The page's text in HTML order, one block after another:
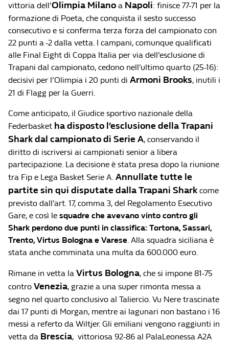
vittoria dell’Olimpia Milano a Napoli: finisce 77-71 per la
formazione di Poeta, che conquista il sesto successo
consecutivo e si conferma terza forza del campionato con
22 punti a -2 dalla vetta. I campani, comunque qualificati
alle Final Eight di Coppa Italia per via dell’esclusione di
Trapani dal campionato, cedono nell’ultimo quarto (25-16):
decisivi per l’Olimpia i 20 punti di Armoni Brooks, inutili i
21 di Flagg per la Guerri.
Come anticipato, il Giudice sportivo nazionale della
Federbasket ha disposto l’esclusione della Trapani
Shark dal campionato di Serie A, conservando il
diritto di iscriversi ai campionati senior a libera
partecipazione. La decisione è stata presa dopo la riunione
tra Fip e Lega Basket Serie A. Annullate tutte le
partite sin qui disputate dalla Trapani Shark come
previsto dall’art. 17, comma 3, del Regolamento Esecutivo
Gare, e così le squadre che avevano vinto contro gli
Shark perdono due punti in classifica: Tortona, Sassari,
Trento, Virtus Bologna e Varese. Alla squadra siciliana è
stata anche comminata una multa da 600.000 euro.
Rimane in vetta la Virtus Bologna, che si impone 81-75
contro Venezia, grazie a una super rimonta messa a
segno nel quarto conclusivo al Taliercio. Vu Nere trascinate
dai 17 punti di Morgan, mentre ai lagunari non bastano i 16
messi a referto da Wiltjer. Gli emiliani vengono raggiunti in
vetta da Brescia, vittoriosa 92-86 al PalaLeonessa A2A